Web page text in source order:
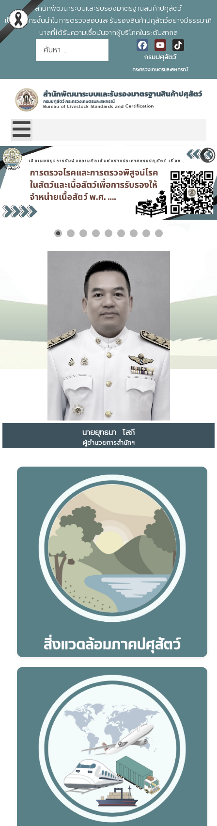
สำนักพัฒนาระบบและรับรองมาตรฐานสินค้าปศุสัตว์
เป็นองค์กรชั้นนำในการตรวจสอบและรับรองสินค้าปศุสัตว์อย่างมีธรรมาภิ
บาลที่ได้รับความเชื่อมั่นจากผู้บริโภคในระดับสากล
การค้นหา
Facebook
YouTube
กรมปศุสัตว์
กระทรวงเกษตรและสหกรณ์
นายยุทธนา โสภี
ผู้อำนวยการสำนักฯ